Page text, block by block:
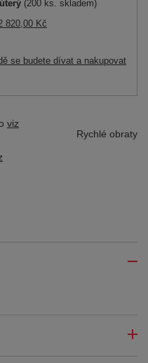
(200 ks. skladem)
820,00 Kč
se budete dívat a nakupovat
viz
Rychlé obraty